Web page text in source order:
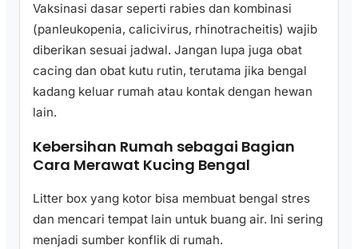
Vaksinasi dasar seperti rabies dan kombinasi
(panleukopenia, calicivirus, rhinotracheitis) wajib
diberikan sesuai jadwal. Jangan lupa juga obat
cacing dan obat kutu rutin, terutama jika bengal
kadang keluar rumah atau kontak dengan hewan
lain.
Kebersihan Rumah sebagai Bagian
Cara Merawat Kucing Bengal
Litter box yang kotor bisa membuat bengal stres
dan mencari tempat lain untuk buang air. Ini sering
menjadi sumber konflik di rumah.